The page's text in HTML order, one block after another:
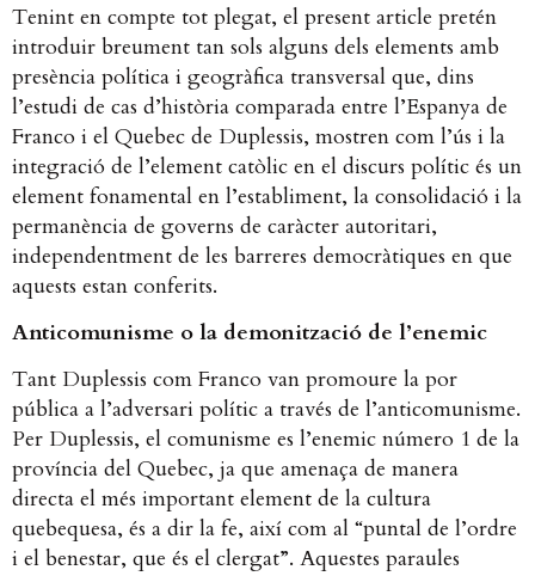
Tenint en compte tot plegat, el present article pretén
introduir breument tan sols alguns dels elements amb
presència política i geogràfica transversal que, dins
l’estudi de cas d’història comparada entre l’Espanya de
Franco i el Quebec de Duplessis, mostren com l’ús i la
integració de l’element catòlic en el discurs polític és un
element fonamental en l’establiment, la consolidació i la
permanència de governs de caràcter autoritari,
independentment de les barreres democràtiques en que
aquests estan conferits.
Anticomunisme o la demonització de l’enemic
Tant Duplessis com Franco van promoure la por
pública a l’adversari polític a través de l’anticomunisme.
Per Duplessis, el comunisme es l’enemic número 1 de la
província del Quebec, ja que amenaça de manera
directa el més important element de la cultura
quebequesa, és a dir la fe, així com al “puntal de l’ordre
i el benestar, que és el clergat”. Aquestes paraules